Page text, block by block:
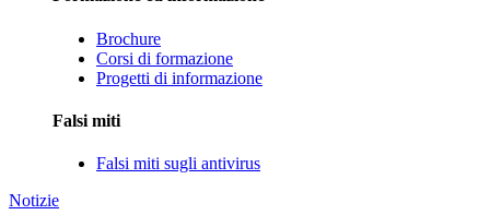
Brochure
Corsi di formazione
Progetti di informazione
Falsi miti
Falsi miti sugli antivirus
Notizie